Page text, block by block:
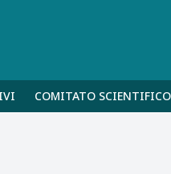
COMITATO SCIENTIFICO